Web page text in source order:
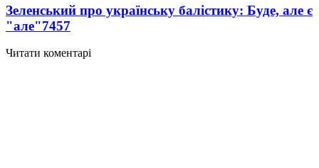
Зеленський про українську балістику: Буде, але є
"але"7457
Читати коментарі